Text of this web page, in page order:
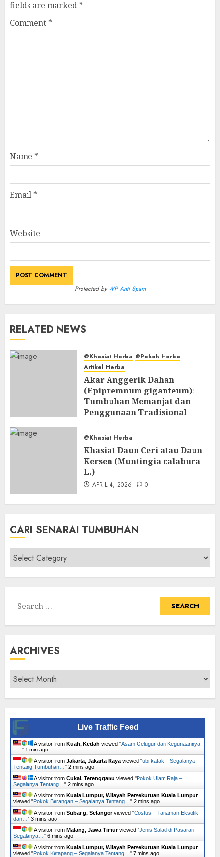
fields are marked *
Comment *
Name *
Email *
Website
Protected by WP Anti Spam
RELATED NEWS
@Khasiat Herba @Pokok Herba
Artikel Herba
Akar Anggerik Dahan
(Epipremnum giganteum):
Tumbuhan Memanjat dan
Penggunaan Tradisional
AUGUST 2, 2026
@Khasiat Herba
Khasiat Daun Ceri atau Daun
Kersen (Muntingia calabura
L.)
APRIL 4, 2026 0
CARI SENARAI TUMBUHAN
Cari
Senarai
Tumbuhan
Search
for:
ARCHIVES
Archives
Live Traffic Feed
A visitor from Kuah, Kedah viewed "Asam Gelugur dan Kegunaannya
–…" 1 min ago
A visitor from Jakarta, Jakarta Rayaviewed "ubi katak – Segalanya
Tentang Tumbuhan…" 2 mins ago
A visitor from Cukai, Terengganu viewed "Pokok Ulam Raja –
Segalanya Tentang…" 2 mins ago
A visitor from Kuala Lumpur, Wilayah Persekutuan Kuala Lumpur
viewed "Pokok Berangan – Segalanya Tentang…" 2 mins ago
A visitor from Subang, Selangorviewed "Costus – Tanaman Eksotik
dan…" 3 mins ago
A visitor from Malang, Jawa Timurviewed "Jenis Salad di Pasaran –
Segalanya…" 6 mins ago
A visitor from Kuala Lumpur, Wilayah Persekutuan Kuala Lumpur
viewed "Pokok Ketapang – Segalanya Tentang…" 7 mins ago